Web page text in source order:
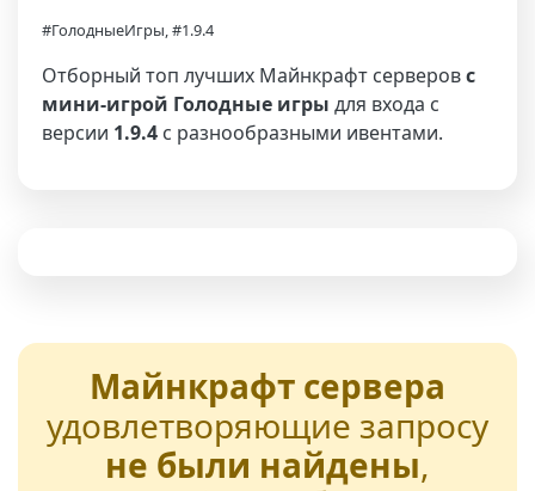
#ГолодныеИгры, #1.9.4
Отборный топ лучших Майнкрафт серверовс
мини-игрой Голодные игры для входа с
версии 1.9.4 с разнообразными ивентами.
Майнкрафт сервера
удовлетворяющие запросу
не были найдены,